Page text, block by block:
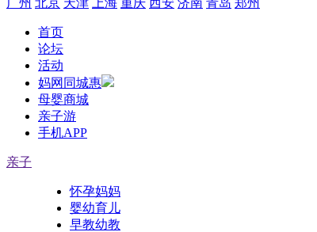
广州 北京 天津 上海 重庆 西安 济南 青岛 郑州
首页
论坛
活动
妈网同城惠
母婴商城
亲子游
手机APP
亲子
怀孕妈妈
婴幼育儿
早教幼教